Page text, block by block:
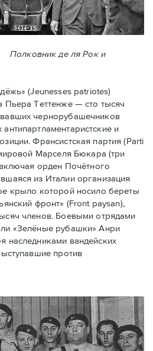
Полковник де ля Рок и
(Jeunesses patriotes)
Пьера Тeттенже — cто тысяч
чернорубашечников
и
Франсистская партия (Parti
Марселя Бюкара (три
орден Почётного
из Италии организация
крыло которой носило береты
фронт» (Front paysan),
членов. Боевыми отрядами
«Зелёные рубашки» Анри
наследниками вандейских
против